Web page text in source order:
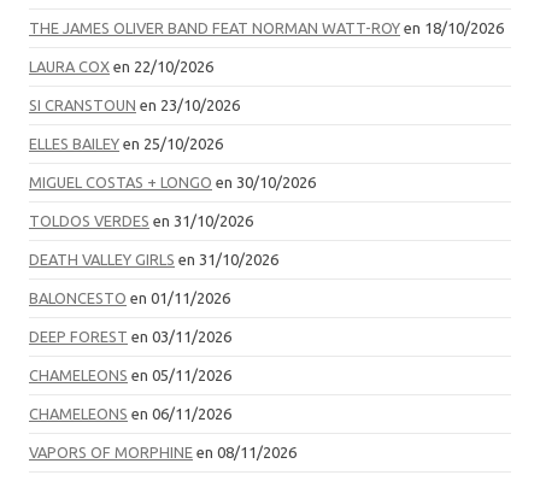
THE JAMES OLIVER BAND FEAT NORMAN WATT-ROY en 18/10/2026
LAURA COX en 22/10/2026
SI CRANSTOUN en 23/10/2026
ELLES BAILEY en 25/10/2026
MIGUEL COSTAS + LONGO en 30/10/2026
TOLDOS VERDES en 31/10/2026
DEATH VALLEY GIRLS en 31/10/2026
BALONCESTO en 01/11/2026
DEEP FOREST en 03/11/2026
CHAMELEONS en 05/11/2026
CHAMELEONS en 06/11/2026
VAPORS OF MORPHINE en 08/11/2026